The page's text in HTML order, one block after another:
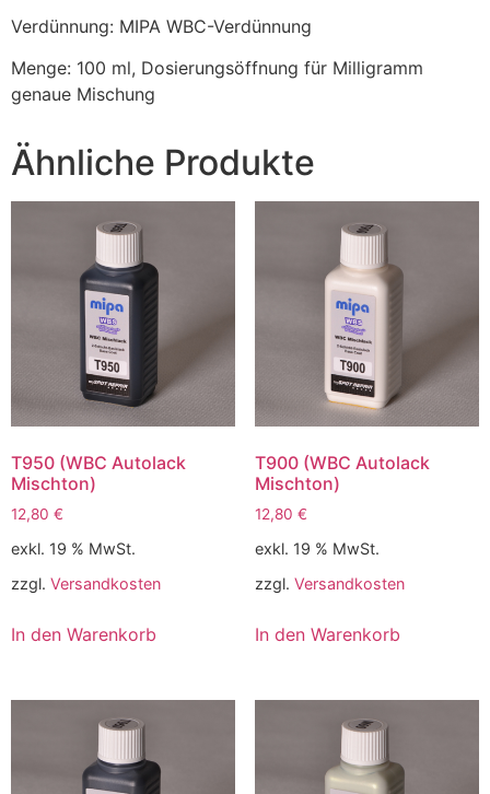
Verdünnung: MIPA WBC-Verdünnung
Menge: 100 ml, Dosierungsöffnung für Milligramm
genaue Mischung
Ähnliche Produkte
T950 (WBC Autolack
Mischton)
12,80 €
exkl. 19 % MwSt.
zzgl. Versandkosten
In den Warenkorb
T900 (WBC Autolack
Mischton)
12,80 €
exkl. 19 % MwSt.
zzgl. Versandkosten
In den Warenkorb